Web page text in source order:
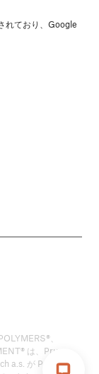
れており、Google
、
は、Prusa
a.s. が Prusa